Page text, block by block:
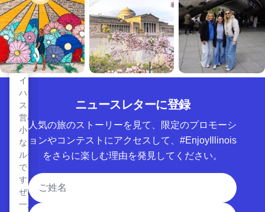
ォー
ドロ
ック
フォ
ード
のホ
ーム
タウ
ン・
クラ
フト
蒸留
所。
当社
のウ
イス
キ
カリ
ー
メリ
ー
ズ・
マー
ケッ
ト・
カフ
ェ＆
ベー
カリ
ー
は、
新鮮
さと
品質
ード
でブ
ラン
チ・
パブ
とラ
イブ
ハウ
スを
営む
小さ
なク
ルー
で
す。
ぜひ
一度
ニュースレターに登録
人気の旅のストーリーを見て、限定のプロモーシ
ョンやコンテストにアクセスして、#EnjoyIllinois
をさらに楽しむ理由を発見してください。
氏名
メールアドレス